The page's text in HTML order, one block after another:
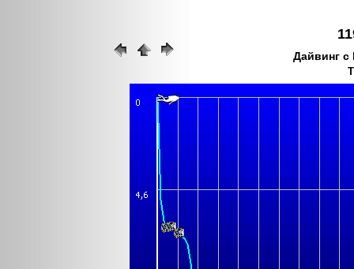
Дайвинг с